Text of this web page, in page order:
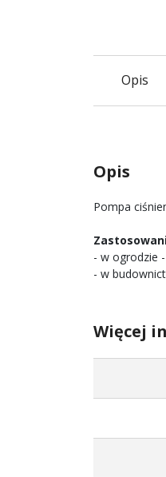
Opis
Opis
Pompa
- w ogrodzie
- w
Więcej